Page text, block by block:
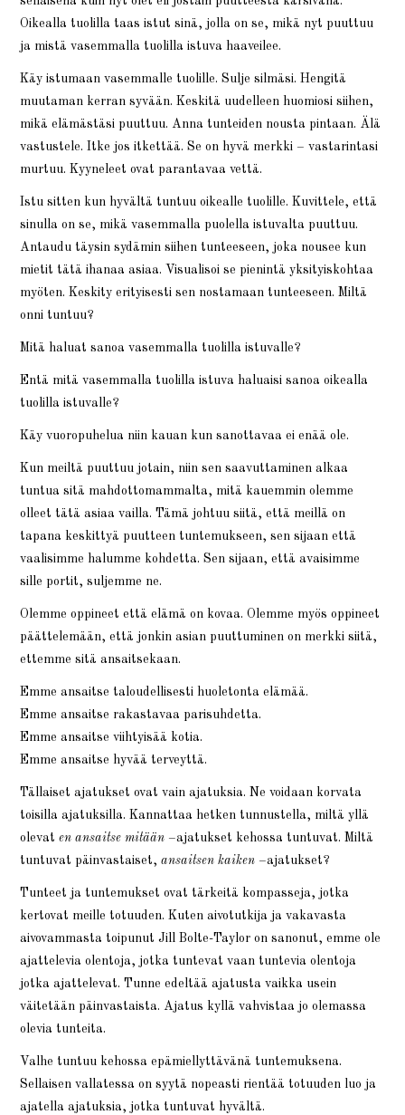
Oikealla tuolilla taas istut sinä, jolla on se, mikä nyt puuttuu
ja mistä vasemmalla tuolilla istuva haaveilee.
Käy istumaan vasemmalle tuolille. Sulje silmäsi. Hengitä
muutaman kerran syvään. Keskitä uudelleen huomiosi siihen,
mikä elämästäsi puuttuu. Anna tunteiden nousta pintaan. Älä
vastustele. Itke jos itkettää. Se on hyvä merkki – vastarintasi
murtuu. Kyyneleet ovat parantavaa vettä.
Istu sitten kun hyvältä tuntuu oikealle tuolille. Kuvittele, että
sinulla on se, mikä vasemmalla puolella istuvalta puuttuu.
Antaudu täysin sydämin siihen tunteeseen, joka nousee kun
mietit tätä ihanaa asiaa. Visualisoi se pienintä yksityiskohtaa
myöten. Keskity erityisesti sen nostamaan tunteeseen. Miltä
onni tuntuu?
Mitä haluat sanoa vasemmalla tuolilla istuvalle?
Entä mitä vasemmalla tuolilla istuva haluaisi sanoa oikealla
tuolilla istuvalle?
Käy vuoropuhelua niin kauan kun sanottavaa ei enää ole.
Kun meiltä puuttuu jotain, niin sen saavuttaminen alkaa
tuntua sitä mahdottomammalta, mitä kauemmin olemme
olleet tätä asiaa vailla. Tämä johtuu siitä, että meillä on
tapana keskittyä puutteen tuntemukseen, sen sijaan että
vaalisimme halumme kohdetta. Sen sijaan, että avaisimme
sille portit, suljemme ne.
Olemme oppineet että elämä on kovaa. Olemme myös oppineet
päättelemään, että jonkin asian puuttuminen on merkki siitä,
ettemme sitä ansaitsekaan.
Emme ansaitse taloudellisesti huoletonta elämää.
Emme ansaitse rakastavaa parisuhdetta.
Emme ansaitse viihtyisää kotia.
Emme ansaitse hyvää terveyttä.
Tällaiset ajatukset ovat vain ajatuksia. Ne voidaan korvata
toisilla ajatuksilla. Kannattaa hetken tunnustella, miltä yllä
olevaten ansaitse mitään –ajatukset kehossa tuntuvat. Miltä
tuntuvat päinvastaiset,ansaitsen kaiken –ajatukset?
Tunteet ja tuntemukset ovat tärkeitä kompasseja, jotka
kertovat meille totuuden. Kuten aivotutkija ja vakavasta
aivovammasta toipunut Jill Bolte-Taylor on sanonut, emme ole
ajattelevia olentoja, jotka tuntevat vaan tuntevia olentoja
jotka ajattelevat. Tunne edeltää ajatusta vaikka usein
väitetään päinvastaista. Ajatus kyllä vahvistaa jo olemassa
olevia tunteita.
Valhe tuntuu kehossa epämiellyttävänä tuntemuksena.
Sellaisen vallatessa on syytä nopeasti rientää totuuden luo ja
ajatella ajatuksia, jotka tuntuvat hyvältä.